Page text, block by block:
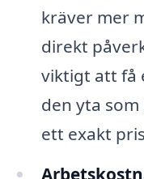
kräver mer
direkt
viktigt att få
den yta
ett exakt